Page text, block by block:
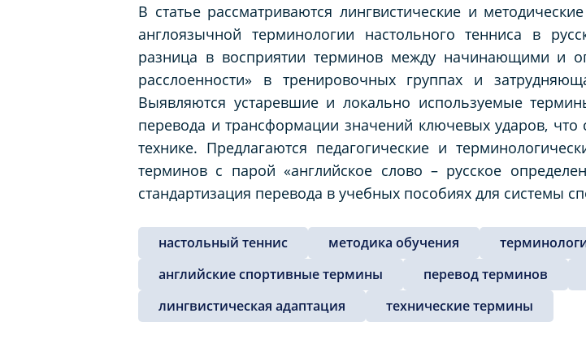
В статье рассматриваются лингвистические и
англоязычной терминологии настольного тенниса в
разница в восприятии терминов между начинающими и
расслоенности» в тренировочных группах и
Выявляются устаревшие и локально используемые
перевода и трансформации значений ключевых ударов,
технике. Предлагаются педагогические и
терминов с парой «английское слово – русское
стандартизация перевода в учебных пособиях для системы
настольный теннис методика обучения
английские спортивные термины
перевод терминов
лингвистическая адаптация
технические термины